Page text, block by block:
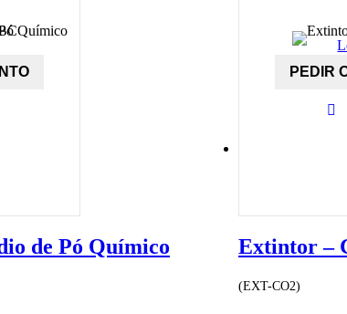
de Pó Químico
PEDIR
Extintor –
(EXT-CO2)